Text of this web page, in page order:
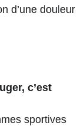
d’une douleur
c’est
sportives